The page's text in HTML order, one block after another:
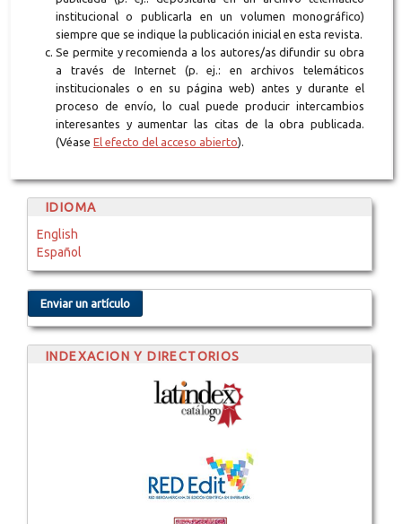
institucional o publicarla en un volumen monográfico)
siempre que se indique la publicación inicial en esta revista.
Se permite y recomienda a los autores/as difundir su obra
a través de Internet (p. ej.: en archivos telemáticos
institucionales o en su página web) antes y durante el
proceso de envío, lo cual puede producir intercambios
interesantes y aumentar las citas de la obra publicada.
(Véase El efecto del acceso abierto).
IDIOMA
English
Español
Enviar un artículo
INDEXACION Y DIRECTORIOS